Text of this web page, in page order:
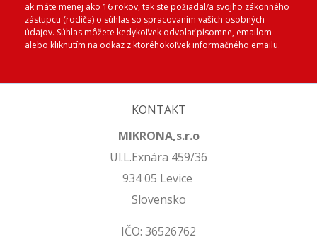
ak máte menej ako 16 rokov, tak ste požiadal/a svojho zákonného
zástupcu (rodiča) o súhlas so spracovaním vašich osobných
údajov. Súhlas môžete kedykoľvek odvolať písomne, emailom
alebo kliknutím na odkaz z ktoréhokoľvek informačného emailu.
KONTAKT
MIKRONA,s.r.o
Ul.L.Exnára 459/36
934 05 Levice
Slovensko
IČO: 36526762